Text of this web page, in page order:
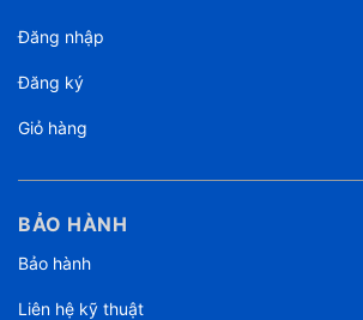
Đăng nhập
Đăng ký
Giỏ hàng
BẢO HÀNH
Bảo hành
Liên hệ kỹ thuật